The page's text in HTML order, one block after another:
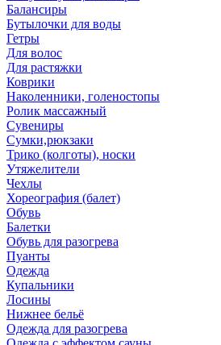
Балансиры
Бутылочки для воды
Гетры
Для волос
Для растяжки
Коврики
Наколенники, голеностопы
Ролик массажный
Сувениры
Сумки,рюкзаки
Трико (колготы), носки
Утяжелители
Чехлы
Хореография (балет)
Обувь
Балетки
Обувь для разогрева
Пуанты
Одежда
Купальники
Лосины
Нижнее бельё
Одежда для разогрева